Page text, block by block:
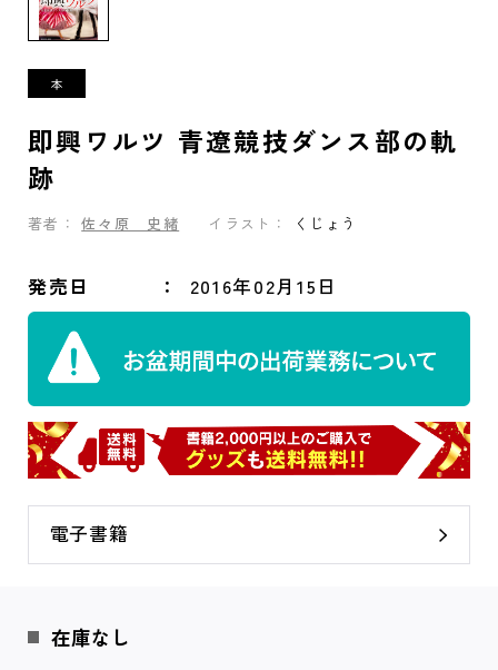
即興ワルツ 青遼競技ダンス部の軌
跡
著者： 佐々原 史緒 イラスト： くじょう
発売日 2016年02月15日
電子書籍
在庫なし